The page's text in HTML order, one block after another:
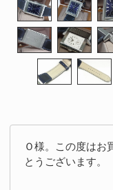
Ｏ様。この度はお
とうございます。